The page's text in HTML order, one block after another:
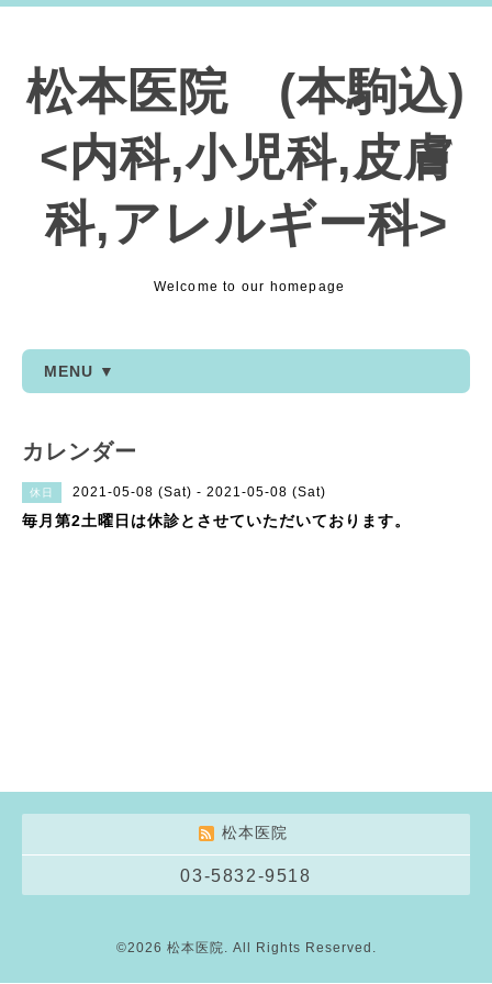
松本医院 (本駒込)
<内科,小児科,皮膚
科,アレルギー科>
Welcome to our homepage
MENU ▼
カレンダー
休日 2021-05-08 (Sat) - 2021-05-08 (Sat)
毎月第2土曜日は休診とさせていただいております。
松本医院
03-5832-9518
©2026 松本医院. All Rights Reserved.